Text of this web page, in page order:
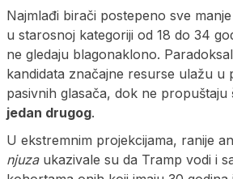
Najmlađi birači postepeno sve
u starosnoj kategoriji od 18 do 34
ne gledaju blagonaklono.
kandidata značajne resurse ulažu u
pasivnih glasača, dok ne propuštaju
jedan drugog.
U ekstremnim projekcijama, ranije
njuzaukazivale su da Tramp vodi i